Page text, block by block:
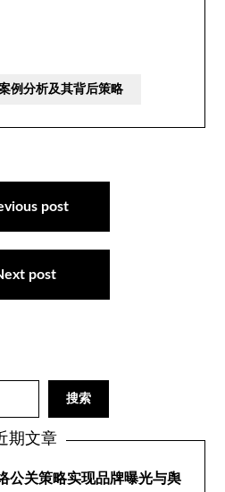
例分析及其背后策略
post
post
搜索
期文章
公关策略实现品牌曝光与舆